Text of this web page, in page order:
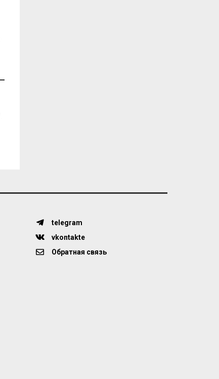
telegram
vkontakte
Обратная связь